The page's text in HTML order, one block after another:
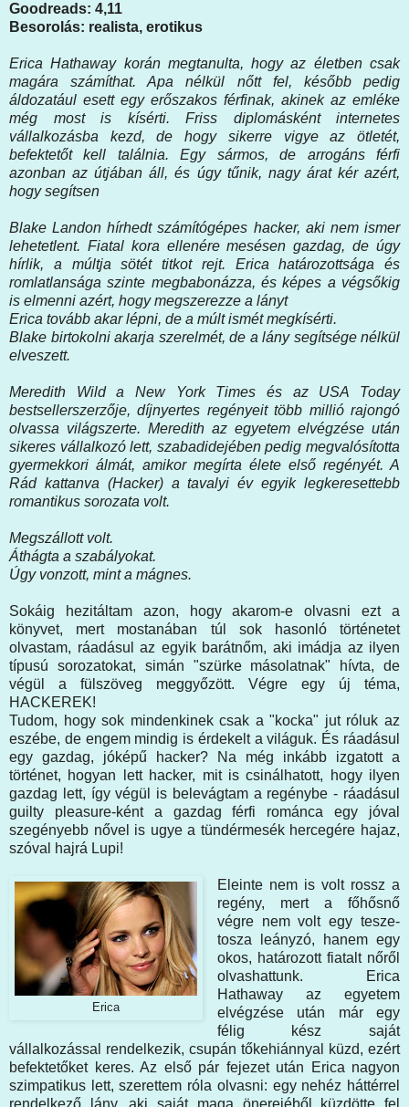
Goodreads: 4,11
Besorolás: realista, erotikus
Erica Hathaway korán megtanulta, hogy az életben csak
magára számíthat. Apa nélkül nőtt fel, később pedig
áldozatául esett egy erőszakos férfinak, akinek az emléke
még most is kísérti. Friss diplomásként internetes
vállalkozásba kezd, de hogy sikerre vigye az ötletét,
befektetőt kell találnia. Egy sármos, de arrogáns férfi
azonban az útjában áll, és úgy tűnik, nagy árat kér azért,
hogy segítsen
Blake Landon hírhedt számítógépes hacker, aki nem ismer
lehetetlent. Fiatal kora ellenére mesésen gazdag, de úgy
hírlik, a múltja sötét titkot rejt. Erica határozottsága és
romlatlansága szinte megbabonázza, és képes a végsőkig
is elmenni azért, hogy megszerezze a lányt
Erica tovább akar lépni, de a múlt ismét megkísérti.
Blake birtokolni akarja szerelmét, de a lány segítsége nélkül
elveszett.
Meredith Wild a New York Times és az USA Today
bestsellerszerzője, díjnyertes regényeit több millió rajongó
olvassa világszerte. Meredith az egyetem elvégzése után
sikeres vállalkozó lett, szabadidejében pedig megvalósította
gyermekkori álmát, amikor megírta élete első regényét. A
Rád kattanva (Hacker) a tavalyi év egyik legkeresettebb
romantikus sorozata volt.
Megszállott volt.
Áthágta a szabályokat.
Úgy vonzott, mint a mágnes.
Sokáig hezitáltam azon, hogy akarom-e olvasni ezt a
könyvet, mert mostanában túl sok hasonló történetet
olvastam, ráadásul az egyik barátnőm, aki imádja az ilyen
típusú sorozatokat, simán "szürke másolatnak" hívta, de
végül a fülszöveg meggyőzött. Végre egy új téma,
HACKEREK!
Tudom, hogy sok mindenkinek csak a "kocka" jut róluk az
eszébe, de engem mindig is érdekelt a világuk. És ráadásul
egy gazdag, jóképű hacker? Na még inkább izgatott a
történet, hogyan lett hacker, mit is csinálhatott, hogy ilyen
gazdag lett, így végül is belevágtam a regénybe - ráadásul
guilty pleasure-ként a gazdag férfi románca egy jóval
szegényebb nővel is ugye a tündérmesék hercegére hajaz,
szóval hajrá Lupi!
Erica
Eleinte nem is volt rossz a
regény, mert a főhősnő
végre nem volt egy tesze-
tosza leányzó, hanem egy
okos, határozott fiatalt nőről
olvashattunk. Erica
Hathaway az egyetem
elvégzése után már egy
félig kész saját
vállalkozással rendelkezik, csupán tőkehiánnyal küzd, ezért
befektetőket keres. Az első pár fejezet után Erica nagyon
szimpatikus lett, szerettem róla olvasni: egy nehéz háttérrel